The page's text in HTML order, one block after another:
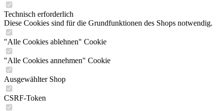
Technisch erforderlich
Diese Cookies sind für die Grundfunktionen des Shops notwendig.
"Alle Cookies ablehnen" Cookie
"Alle Cookies annehmen" Cookie
Ausgewählter Shop
CSRF-Token